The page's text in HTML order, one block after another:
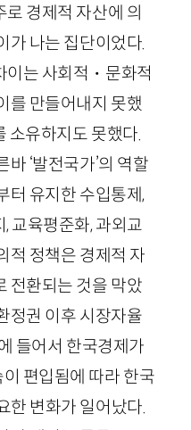
경제적 자산에 의
가 나는 집단이었다.
이는 사회적・문화적
를 만들어내지 못했
소유하지도 못했다.
‘발전국가’의 역할
터 유지한 수입통제,
교육평준화, 과외교
적 정책은 경제적 자
전환되는 것을 막았
정권 이후 시장자율
들어서 한국경제가
편입됨에 따라 한국
한 변화가 일어났다.